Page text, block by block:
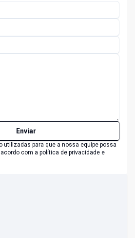
Enviar
utilizadas para que a nossa equipe possa
com a política de privacidade e